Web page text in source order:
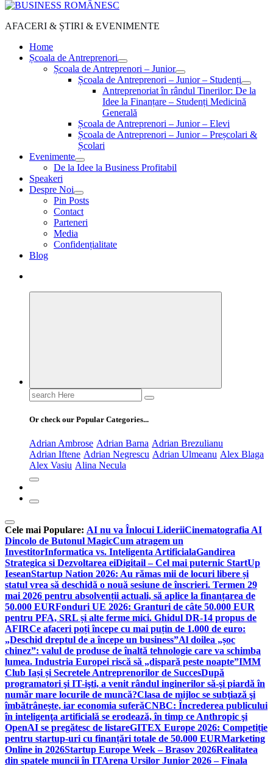
AFACERI & ȘTIRI & EVENIMENTE
Home
Școala de Antreprenori
Școala de Antreprenori – Junior
Școala de Antreprenori – Junior – Studenți
Antreprenoriat în rândul Tinerilor: De la
Idee la Finanțare – Studenți Medicină
Generală
Școala de Antreprenori – Junior – Elevi
Școala de Antreprenori – Junior – Preșcolari &
Școlari
Evenimente
De la Idee la Business Profitabil
Speakeri
Despre Noi
Pin Posts
Contact
Parteneri
Media
Confidențialitate
Blog
Search
for:
Or check our Popular Categories...
Adrian Ambrose Adrian Barna Adrian Brezulianu
Adrian Iftene Adrian Negrescu Adrian Ulmeanu Alex Blaga
Alex Vasiu Alina Necula
Cele mai Populare: AI nu va Înlocui LideriiCinematografia AI
Dincolo de Butonul MagicCum atragem un
InvestitorInformatica vs. Inteligenta ArtificialaGandirea
Strategica si Dezvoltarea eiDigitail – Cel mai puternic StartUp
IeseanStartup Nation 2026: Au rămas mii de locuri libere și
statul vrea să deschidă o nouă sesiune de înscrieri. Termen 29
mai 2026 pentru absolvenții actuali, să aplice la finanțarea de
50.000 EURFonduri UE 2026: Granturi de câte 50.000 EUR
pentru PFA, SRL și alte ferme mici. Ghidul DR-14 propus de
AFIRCe afaceri poți începe cu mai puțin de 1.000 de euro:
„Deschid dreptul de a începe un business”Al doilea „șoc
chinez”: valul de produse de înaltă tehnologie care va schimba
lumea. Industria Europei riscă să „dispară peste noapte”IMM
Club Iași și Secretele Antreprenorilor de SuccesDupă
programatori şi IT-işti, a venit rândul inginerilor să-şi piardă în
număr mare locurile de muncă?Clasa de mijloc se subţiază şi
îmbătrâneşte, iar economia suferăCNBC: Încrederea publicului
în inteligenţa artificială se erodează, în timp ce Anthropic şi
OpenAI se pregătesc de listareGITEX Europe 2026: Competiție
pentru startup-uri cu finanțări totale de 50.000 EURMarketing
Online in 2026Startup Europe Week – Brasov 2026Realitatea
din spatele muncii în ITArena Ursilor Junior 2026 – Finala